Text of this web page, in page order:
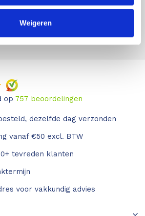
Weigeren
gaan je niet wekelijks spammen!
op 757 beoordelingen
dezelfde dag verzonden
vanaf €50 excl. BTW
tevreden klanten
voor vakkundig advies